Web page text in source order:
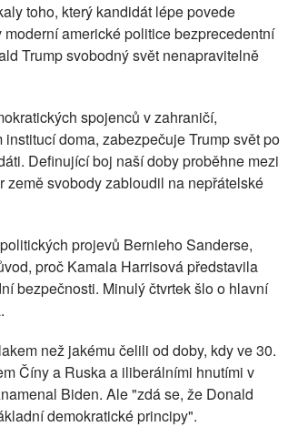
toho, který kandidát lépe povede
americké politice bezprecedentní
Trump svobodný svět nenapravitelně
spojenců v zahraničí,
doma, zabezpečuje Trump svět po
Definující boj naší doby proběhne mezi
země svobody zabloudil na nepřátelské
projevů Bernieho Sanderse,
proč Kamala Harrisová představila
bezpečnosti. Minulý čtvrtek šlo o hlavní
než jakému čelili od doby, kdy ve 30.
Číny a Ruska a iliberálními hnutími v
Biden. Ale "zdá se, že Donald
demokratické principy".